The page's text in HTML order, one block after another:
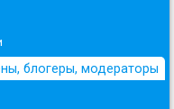
блогеры, модераторы